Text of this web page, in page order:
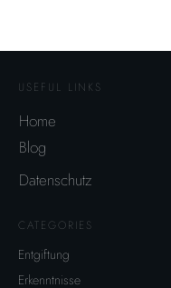
USEFUL LINKS
Home
Blog
Datenschutz
CATEGORIES
Entgiftung
Erkenntnisse